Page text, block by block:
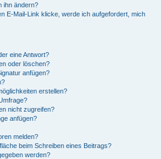
ihn ändern?
E-Mail-Link klicke, werde ich aufgefordert, mich
eine Antwort?
oder löschen?
anfügen?
erstellen?
nicht zugreifen?
anfügen?
melden?
beim Schreiben eines Beitrags?
werden?